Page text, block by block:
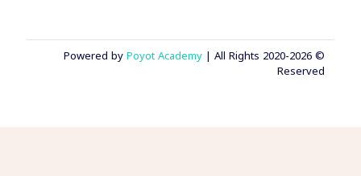
© 2020-2026 Powered by
Poyot Academy | All Rights
Reserved